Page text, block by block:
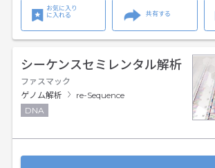
お気に入り
に入れる
共有する
シーケンスセミレンタル解析
ファスマック
ゲノム解析
re-Sequence
DNA